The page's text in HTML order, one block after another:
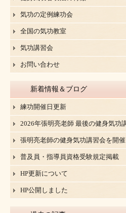
気功の定例練功会
全国の気功教室
気功講習会
お問い合わせ
新着情報＆ブログ
練功開催日更新
2026年張明亮老師 最後の健身気功
張明亮老師の健身気功講習会を開催
普及員・指導員資格受験規定掲載
HP更新について
HP公開しました